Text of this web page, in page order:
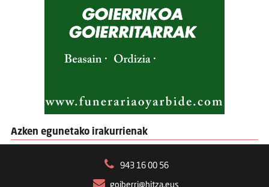
Azken egunetako irakurrienak
943 16 00 56
goiberri@hitza.eus